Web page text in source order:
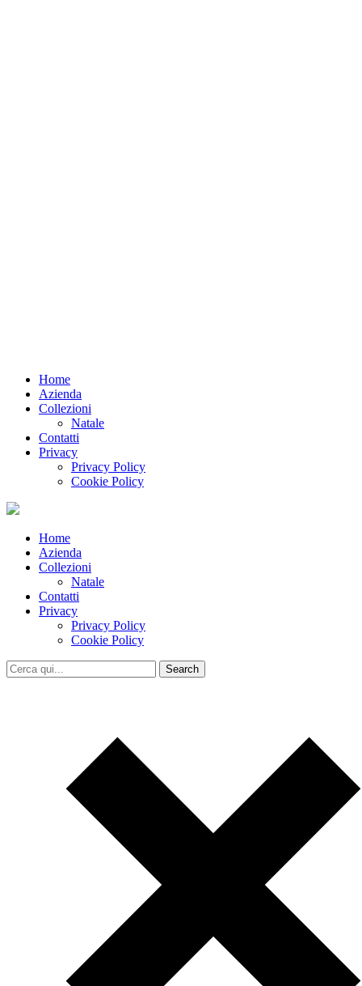
Home
Azienda
Collezioni
Natale
Contatti
Privacy
Privacy Policy
Cookie Policy
Home
Azienda
Collezioni
Natale
Contatti
Privacy
Privacy Policy
Cookie Policy